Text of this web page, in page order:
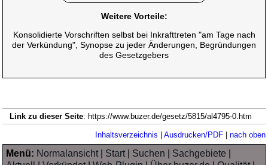
Weitere Vorteile:
Konsolidierte Vorschriften selbst bei Inkrafttreten "am Tage nach
der Verkündung", Synopse zu jeder Änderungen, Begründungen
des Gesetzgebers
Link zu dieser Seite: https://www.buzer.de/gesetz/5815/al4795-0.htm
Inhaltsverzeichnis Ausdrucken/PDF| nach oben
Menü: Normalansicht| Start| Suchen Sachgebiete